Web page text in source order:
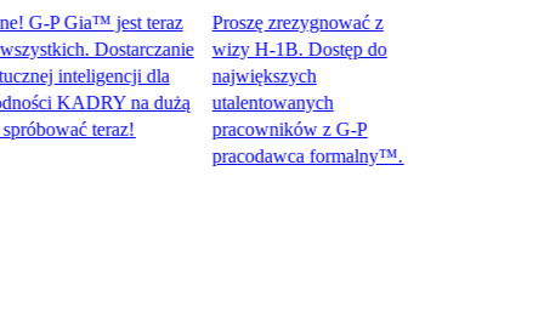
P Gia™ jest teraz
Dostarczanie
inteligencji dla
KADRY na dużą
teraz!​​
Proszę zrezygnować z
wizy H-1B. Dostęp do
największych
utalentowanych
pracowników z G-P
pracodawca formalny™.​​